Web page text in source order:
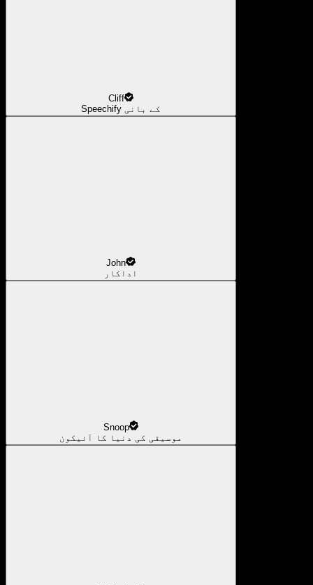
Cliff
Speechify کے بانی
John
اداکار
Snoop
موسیقی کی دنیا کا آئیکون